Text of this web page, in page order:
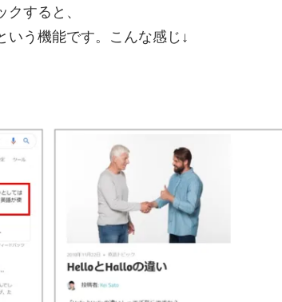
すると、
う機能です。こんな感じ↓